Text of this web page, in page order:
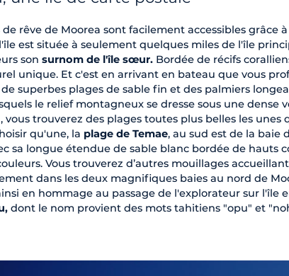
de rêve de Moorea sont facilement accessibles grâce
est située à seulement quelques miles de l'île
son surnom de l'île sœur. Bordée de récifs
unique. Et c'est en arrivant en bateau que vous
de superbes plages de sable fin et des palmiers
le relief montagneux se dresse sous une dense
vous trouverez des plages toutes plus belles les unes
qu'une, la plage de Temae, au sud est de la baie
sa longue étendue de sable blanc bordée de hauts
Vous trouverez d’autres mouillages
dans les deux magnifiques baies au nord de
en hommage au passage de l'explorateur sur l'île
dont le nom provient des mots tahitiens "opu" et